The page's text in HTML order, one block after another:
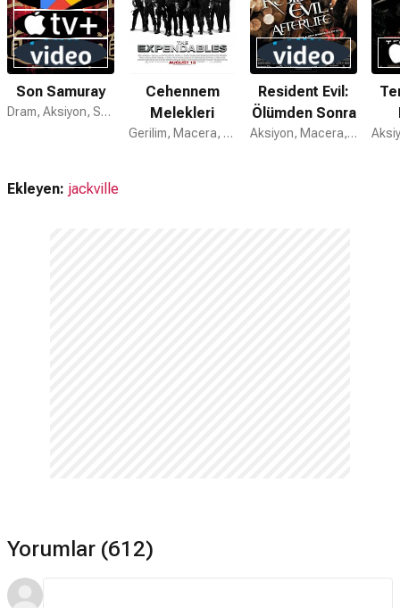
Son Samuray
Dram, Aksiyon, Savaş
Cehennem
Melekleri
Gerilim, Macera, Aksiyon
Resident Evil:
Ölümden Sonra
Aksiyon, Macera, Korku
Ekleyen: jackville
Yorumlar (612)